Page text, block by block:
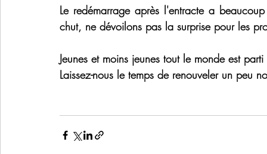
Le redémarrage après l'entracte a
chut, ne dévoilons pas la surprise pour les
Jeunes et moins jeunes tout le monde est
Laissez-nous le temps de renouveler un peu